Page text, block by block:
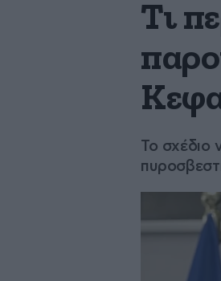
Τι
Το σχέδιο